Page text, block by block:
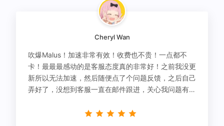
Cheryl Wan
吹爆Malus！加速非常有效！收费也不贵！一点都不
卡！最最最感动的是客服态度真的非常好！之前我没更
新所以无法加速，然后随便点了个问题反馈，之后自己
弄好了，没想到客服一直在邮件跟进，关心我问题有没